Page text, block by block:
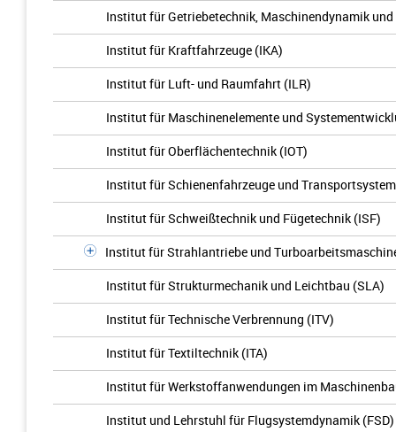
Institut für Getriebetechnik, Maschinendynamik
Institut für Kraftfahrzeuge (IKA)
Institut für Luft- und Raumfahrt (ILR)
Institut für Maschinenelemente und
Institut für Oberflächentechnik (IOT)
Institut für Schienenfahrzeuge und
Institut für Schweißtechnik und Fügetechnik (ISF)
Institut für Strahlantriebe und
Institut für Strukturmechanik und Leichtbau (SLA)
Institut für Technische Verbrennung (ITV)
Institut für Textiltechnik (ITA)
Institut für Werkstoffanwendungen im
Institut und Lehrstuhl für Flugsystemdynamik (FSD)